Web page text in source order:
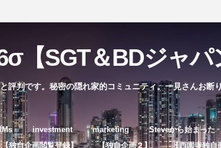
【SGT＆BDジャパ
評判です。秘密の隠れ家的コミュニティ。一見さんお断
コ
ン
investment marketing Steveから始まった
【独自企画閲覧登録】 【独自企画２】
【西園寺独